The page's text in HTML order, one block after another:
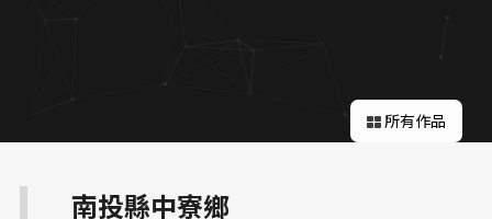
所有作品
南投縣中寮鄉